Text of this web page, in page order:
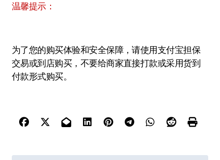
温馨提示：
为了您的购买体验和安全保障，请使用支付宝担保
交易或到店购买，不要给商家直接打款或采用货到
付款形式购买。